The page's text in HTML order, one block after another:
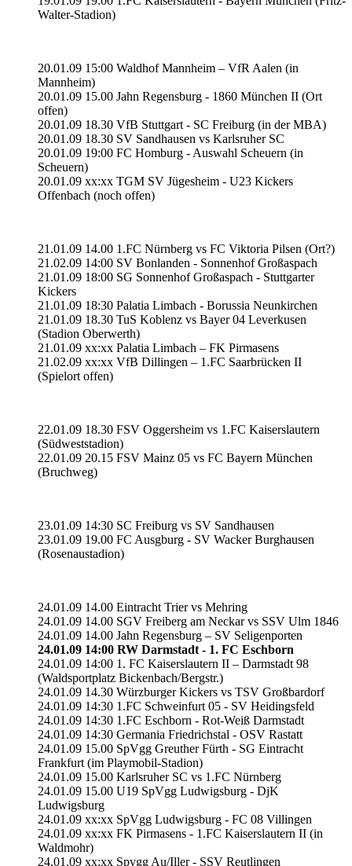
Walter-Stadion)
20.01.09 15:00 Waldhof Mannheim – VfR Aalen (in
Mannheim)
20.01.09 15.00 Jahn Regensburg - 1860 München II (Ort
offen)
20.01.09 18.30 VfB Stuttgart - SC Freiburg (in der MBA)
20.01.09 18.30 SV Sandhausen vs Karlsruher SC
20.01.09 19:00 FC Homburg - Auswahl Scheuern (in
Scheuern)
20.01.09 xx:xx TGM SV Jügesheim - U23 Kickers
Offenbach (noch offen)
21.01.09 14.00 1.FC Nürnberg vs FC Viktoria Pilsen (Ort?)
21.02.09 14:00 SV Bonlanden - Sonnenhof Großaspach
21.01.09 18:00 SG Sonnenhof Großaspach - Stuttgarter
Kickers
21.01.09 18:30 Palatia Limbach - Borussia Neunkirchen
21.01.09 18.30 TuS Koblenz vs Bayer 04 Leverkusen
(Stadion Oberwerth)
21.01.09 xx:xx Palatia Limbach – FK Pirmasens
21.02.09 xx:xx VfB Dillingen – 1.FC Saarbrücken II
(Spielort offen)
22.01.09 18.30 FSV Oggersheim vs 1.FC Kaiserslautern
(Südweststadion)
22.01.09 20.15 FSV Mainz 05 vs FC Bayern München
(Bruchweg)
23.01.09 14:30 SC Freiburg vs SV Sandhausen
23.01.09 19.00 FC Ausgburg - SV Wacker Burghausen
(Rosenaustadion)
24.01.09 14.00 Eintracht Trier vs Mehring
24.01.09 14.00 SGV Freiberg am Neckar vs SSV Ulm 1846
24.01.09 14.00 Jahn Regensburg – SV Seligenporten
24.01.09 14:00 RW Darmstadt - 1. FC Eschborn
24.01.09 14:00 1. FC Kaiserslautern II – Darmstadt 98
(Waldsportplatz Bickenbach/Bergstr.)
24.01.09 14.30 Würzburger Kickers vs TSV Großbardorf
24.01.09 14:30 1.FC Schweinfurt 05 - SV Heidingsfeld
24.01.09 14:30 1.FC Eschborn - Rot-Weiß Darmstadt
24.01.09 14:30 Germania Friedrichstal - OSV Rastatt
24.01.09 15.00 SpVgg Greuther Fürth - SG Eintracht
Frankfurt (im Playmobil-Stadion)
24.01.09 15.00 Karlsruher SC vs 1.FC Nürnberg
24.01.09 15.00 U19 SpVgg Ludwigsburg - DjK
Ludwigsburg
24.01.09 xx:xx SpVgg Ludwigsburg - FC 08 Villingen
24.01.09 xx:xx FK Pirmasens - 1.FC Kaiserslautern II (in
Waldmohr)
24.01.09 xx:xx Spvgg Au/Iller - SSV Reutlingen